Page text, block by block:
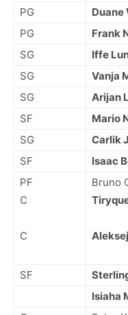
PG Duane
PG
Frank
SG
Iffe
SG
Vanja
SG
Arijan
SF
Mario
SG
Carlik
SF
Isaac
PF
C
C
Bruno
SF
Isiaha